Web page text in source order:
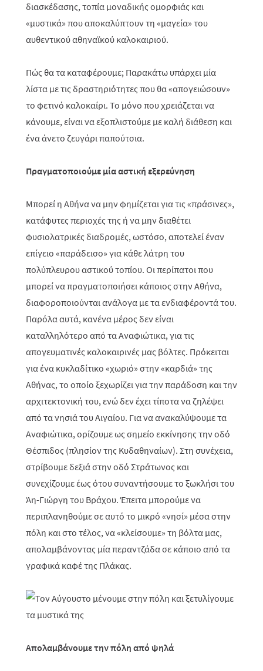
διασκέδασης, τοπία μοναδικής ομορφιάς και
«μυστικά» που αποκαλύπτουν τη «μαγεία» του
αυθεντικού αθηναϊκού καλοκαιριού.
Πώς θα τα καταφέρουμε; Παρακάτω υπάρχει μία
λίστα με τις δραστηριότητες που θα «απογειώσουν»
το φετινό καλοκαίρι. Το μόνο που χρειάζεται να
κάνουμε, είναι να εξοπλιστούμε με καλή διάθεση και
ένα άνετο ζευγάρι παπούτσια.
Πραγματοποιούμε μία αστική εξερεύνηση
Μπορεί η Αθήνα να μην φημίζεται για τις «πράσινες»,
κατάφυτες περιοχές της ή να μην διαθέτει
φυσιολατρικές διαδρομές, ωστόσο, αποτελεί έναν
επίγειο «παράδεισο» για κάθε λάτρη του
πολύπλευρου αστικού τοπίου. Οι περίπατοι που
μπορεί να πραγματοποιήσει κάποιος στην Αθήνα,
διαφοροποιούνται ανάλογα με τα ενδιαφέροντά του.
Παρόλα αυτά, κανένα μέρος δεν είναι
καταλληλότερο από τα Αναφιώτικα, για τις
απογευματινές καλοκαιρινές μας βόλτες. Πρόκειται
για ένα κυκλαδίτικο «χωριό» στην «καρδιά» της
Αθήνας, το οποίο ξεχωρίζει για την παράδοση και την
αρχιτεκτονική του, ενώ δεν έχει τίποτα να ζηλέψει
από τα νησιά του Αιγαίου. Για να ανακαλύψουμε τα
Αναφιώτικα, ορίζουμε ως σημείο εκκίνησης την οδό
Θέσπιδος (πλησίον της Κυδαθηναίων). Στη συνέχεια,
στρίβουμε δεξιά στην οδό Στράτωνος και
συνεχίζουμε έως ότου συναντήσουμε το ξωκλήσι του
Άη-Γιώργη του Βράχου. Έπειτα μπορούμε να
περιπλανηθούμε σε αυτό το μικρό «νησί» μέσα στην
πόλη και στο τέλος, να «κλείσουμε» τη βόλτα μας,
απολαμβάνοντας μία περαντζάδα σε κάποιο από τα
γραφικά καφέ της Πλάκας.
Απολαμβάνουμε την πόλη από ψηλά